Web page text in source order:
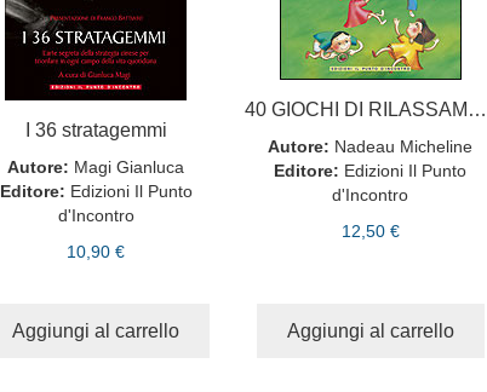
I 36 stratagemmi
Autore: Magi Gianluca
Editore: Edizioni Il Punto
d'Incontro
10,90 €
Aggiungi al carrello
40 GIOCHI DI RILASSAMENTO
Autore: Nadeau Micheline
Editore: Edizioni Il Punto
d'Incontro
12,50 €
Aggiungi al carrello